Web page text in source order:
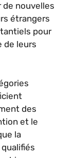
nouvelles
étrangers
pour
de leurs
des
et le
la